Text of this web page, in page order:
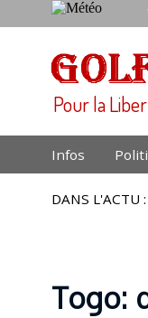
Pour la
Infos
DANS L'ACTU :
Togo: